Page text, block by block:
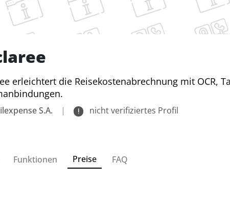
erleichtert die Reisekostenabrechnung mit OCR,
S.A. | nicht verifiziertes Profil
Funktionen Preise FAQ